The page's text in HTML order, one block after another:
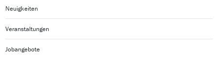
Neuigkeiten
Veranstaltungen
Jobangebote